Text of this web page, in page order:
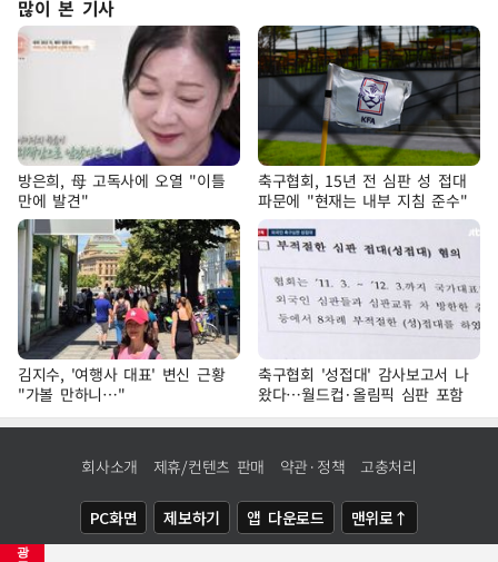
광
많이 본 기사
방은희, 母 고독사에 오열 "이틀
만에 발견"
축구협회, 15년 전 심판 성 접대
파문에 "현재는 내부 지침 준수"
김지수, '여행사 대표' 변신 근황
"가볼 만하니…"
축구협회 '성접대' 감사보고서 나
왔다…월드컵·올림픽 심판 포함
회사소개 제휴/컨텐츠 판매 약관·정책 고충처리
PC화면 제보하기 앱 다운로드 맨위로↑